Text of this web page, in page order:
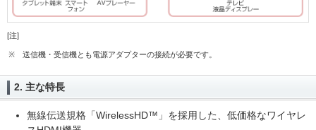
[注]
※ 送信機・受信機とも電源アダプターの接続が必要です。
2. 主な特長
無線伝送規格「WirelessHD™」を採用した、低価格なワイヤレ